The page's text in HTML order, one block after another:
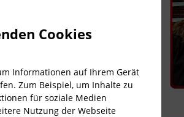
Cookies
Informationen auf Ihrem Gerät
Zum Beispiel, um Inhalte zu
für soziale Medien
Nutzung der Webseite